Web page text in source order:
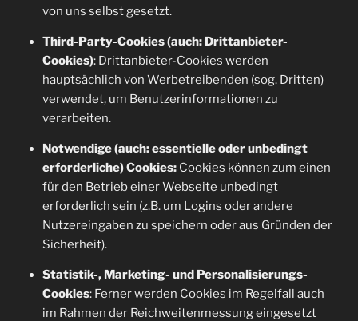
von uns selbst gesetzt.
Third-Party-Cookies (auch: Drittanbieter-
Cookies): Drittanbieter-Cookies werden
hauptsächlich von Werbetreibenden (sog. Dritten)
verwendet, um Benutzerinformationen zu
verarbeiten.
Notwendige (auch: essentielle oder unbedingt
erforderliche) Cookies:Cookies können zum einen
für den Betrieb einer Webseite unbedingt
erforderlich sein (z.B. um Logins oder andere
Nutzereingaben zu speichern oder aus Gründen der
Sicherheit).
Statistik-, Marketing- und Personalisierungs-
Cookies: Ferner werden Cookies im Regelfall auch
im Rahmen der Reichweitenmessung eingesetzt